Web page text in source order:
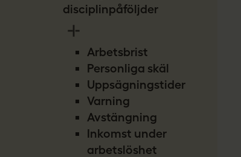
disciplinpåföljder
Arbetsbrist
Personliga skäl
Uppsägningstider
Varning
Avstängning
Inkomst under
arbetslöshet